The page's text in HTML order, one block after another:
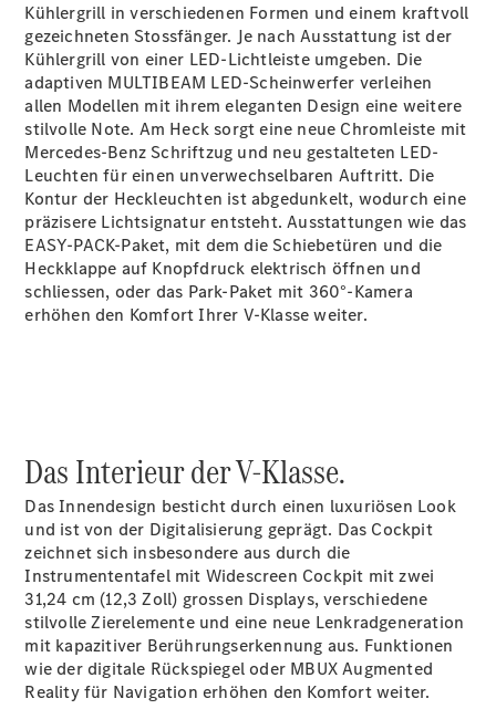
Reparatur
&
Garantie
Übersicht
Accessories
Digitale
Broschüre
Fahrzeugzubehör
Collection
Kühlergrill in verschiedenen Formen und einem kraftvoll
gezeichneten Stossfänger. Je nach Ausstattung ist der
Kühlergrill von einer LED-Lichtleiste umgeben. Die
adaptiven MULTIBEAM LED-Scheinwerfer verleihen
allen Modellen mit ihrem eleganten Design eine weitere
stilvolle Note. Am Heck sorgt eine neue Chromleiste mit
Mercedes-Benz Schriftzug und neu gestalteten LED-
Leuchten für einen unverwechselbaren Auftritt. Die
Kontur der Heckleuchten ist abgedunkelt, wodurch eine
präzisere Lichtsignatur entsteht. Ausstattungen wie das
EASY-PACK-Paket, mit dem die Schiebetüren und die
Heckklappe auf Knopfdruck elektrisch öffnen und
schliessen, oder das Park-Paket mit 360°-Kamera
erhöhen den Komfort Ihrer V-Klasse weiter.
Das Interieur der V-Klasse.
Das Innendesign besticht durch einen luxuriösen Look
und ist von der Digitalisierung geprägt. Das Cockpit
zeichnet sich insbesondere aus durch die
Instrumententafel mit Widescreen Cockpit mit zwei
31,24 cm (12,3 Zoll) grossen Displays, verschiedene
stilvolle Zierelemente und eine neue Lenkradgeneration
mit kapazitiver Berührungserkennung aus. Funktionen
wie der digitale Rückspiegeloder MBUX Augmented
Reality für Navigation erhöhen den Komfort weiter.